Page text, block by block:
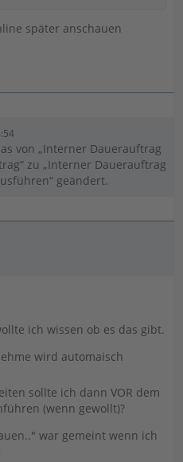
später anschauen
von „Interner Dauerauftrag
zu „Interner Dauerauftrag
geändert.
ich wissen ob es das gibt.
wird automaisch
sollte ich dann VOR dem
(wenn gewollt)?
war gemeint wenn ich